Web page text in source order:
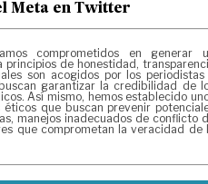
Meta en Twitter
comprometidos en generar
de honestidad,
son acogidos por los periodistas
garantizar la credibilidad de
Así mismo, hemos establecido
que buscan prevenir
manejos inadecuados de conflicto
que comprometan la veracidad de